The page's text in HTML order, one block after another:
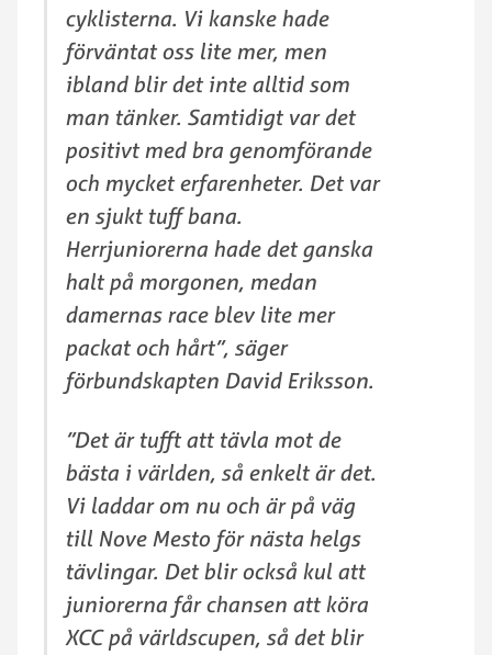
cyklisterna. Vi kanske hade
förväntat oss lite mer, men
ibland blir det inte alltid som
man tänker. Samtidigt var det
positivt med bra genomförande
och mycket erfarenheter. Det var
en sjukt tuff bana.
Herrjuniorerna hade det ganska
halt på morgonen, medan
damernas race blev lite mer
packat och hårt”, säger
förbundskapten David Eriksson.
”Det är tufft att tävla mot de
bästa i världen, så enkelt är det.
Vi laddar om nu och är på väg
till Nove Mesto för nästa helgs
tävlingar. Det blir också kul att
juniorerna får chansen att köra
XCC på världscupen, så det blir